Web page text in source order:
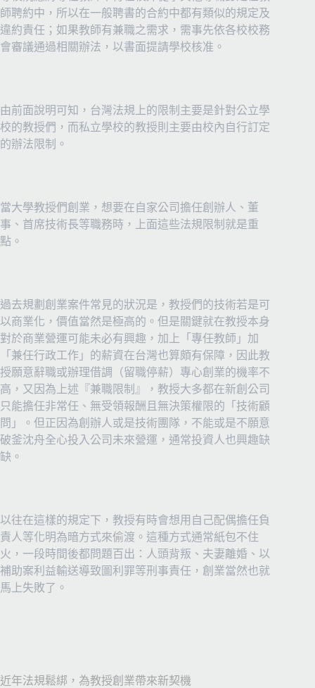
師聘約中，所以在一般聘書的合約中都有類似的規定及
違約責任；如果教師有兼職之需求，需事先依各校校務
會審議通過相關辦法，以書面提請學校核准。
由前面說明可知，台灣法規上的限制主要是針對公立學
校的教授們，而私立學校的教授則主要由校內自行訂定
的辦法限制。
當大學教授們創業，想要在自家公司擔任創辦人、董
事、首席技術長等職務時，上面這些法規限制就是重
點。
過去規劃創業案件常見的狀況是，教授們的技術若是可
以商業化，價值當然是極高的。但是關鍵就在教授本身
對於商業營運可能未必有興趣，加上「專任教師」加
「兼任行政工作」的薪資在台灣也算頗有保障，因此教
授願意辭職或辦理借調（留職停薪）專心創業的機率不
高，又因為上述『兼職限制』，教授大多都在新創公司
只能擔任非常任、無受領報酬且無決策權限的「技術顧
問」。但正因為創辦人或是技術團隊，不能或是不願意
破釜沈舟全心投入公司未來營運，通常投資人也興趣缺
缺。
以往在這樣的規定下，教授有時會想用自己配偶擔任負
責人等化明為暗方式來偷渡。這種方式通常紙包不住
火，一段時間後都問題百出：人頭背叛、夫妻離婚、以
補助案利益輸送導致圖利罪等刑事責任，創業當然也就
馬上失敗了。
近年法規鬆綁，為教授創業帶來新契機